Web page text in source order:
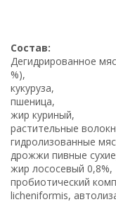
Состав:
Дегидрированное
%),
кукуруза,
пшеница,
жир куриный,
растительные
гидролизованные
дрожжи пивные
жир лососевый 0,8%,
пробиотический
licheniformis,